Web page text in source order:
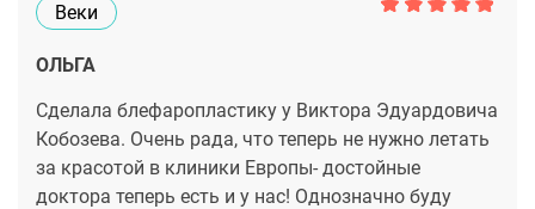
Веки
ОЛЬГА
Сделала блефаропластику у Виктора Эдуардовича
Кобозева. Очень рада, что теперь не нужно летать
за красотой в клиники Европы- достойные
доктора теперь есть и у нас! Однозначно буду